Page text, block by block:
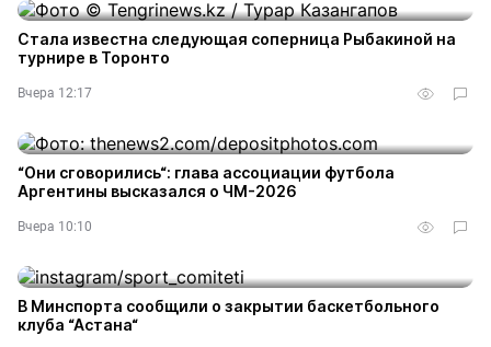
Стала известна следующая соперница Рыбакиной на
турнире в Торонто
Вчера 12:17
“Они сговорились“: глава ассоциации футбола
Аргентины высказался о ЧМ-2026
Вчера 10:10
В Минспорта сообщили о закрытии баскетбольного
клуба “Астана“